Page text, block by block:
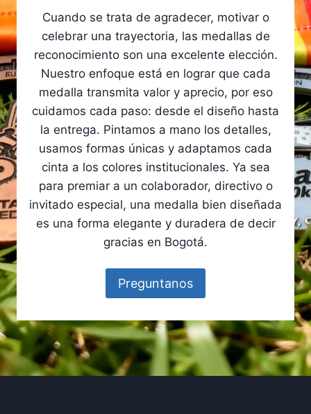
Cuando se trata de agradecer, motivar o
celebrar una trayectoria, las medallas de
reconocimiento son una excelente elección.
Nuestro enfoque está en lograr que cada
medalla transmita valor y aprecio, por eso
cuidamos cada paso: desde el diseño hasta
la entrega. Pintamos a mano los detalles,
usamos formas únicas y adaptamos cada
cinta a los colores institucionales. Ya sea
para premiar a un colaborador, directivo o
invitado especial, una medalla bien diseñada
es una forma elegante y duradera de decir
gracias en Bogotá.
Preguntanos